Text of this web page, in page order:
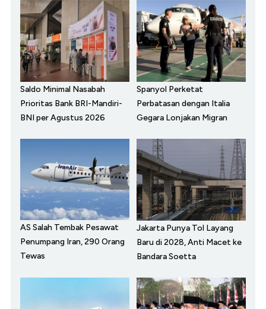
Saldo Minimal Nasabah
Prioritas Bank BRI-Mandiri-
BNI per Agustus 2026
Spanyol Perketat
Perbatasan dengan Italia
Gegara Lonjakan Migran
AS Salah Tembak Pesawat
Penumpang Iran, 290 Orang
Tewas
Jakarta Punya Tol Layang
Baru di 2028, Anti Macet ke
Bandara Soetta